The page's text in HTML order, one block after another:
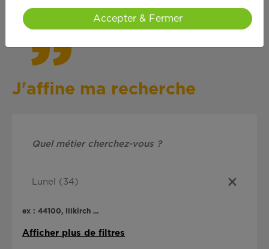
cœur !
J'affine ma recherche
ex : 44100, Illkirch ...
Afficher plus de filtres
Accepter & Fermer